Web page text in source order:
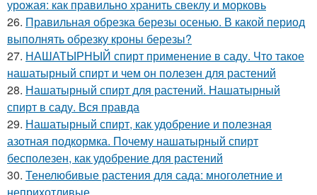
урожая: как правильно хранить свеклу и морковь
26. Правильная обрезка березы осенью. В какой период
выполнять обрезку кроны березы?
27. НАШАТЫРНЫЙ спирт применение в саду. Что такое
нашатырный спирт и чем он полезен для растений
28. Нашатырный спирт для растений. Нашатырный
спирт в саду. Вся правда
29. Нашатырный спирт, как удобрение и полезная
азотная подкормка. Почему нашатырный спирт
бесполезен, как удобрение для растений
30. Тенелюбивые растения для сада: многолетние и